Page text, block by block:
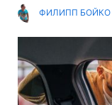
ФИЛИПП БОЙКО